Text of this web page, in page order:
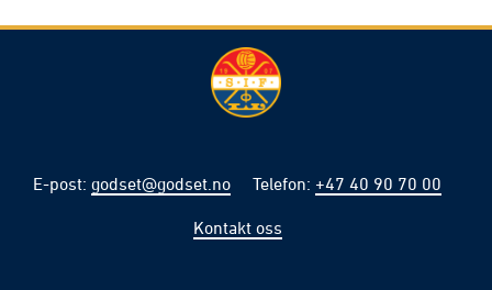
E-post: godset@godset.no Telefon: +47 40 90 70 00
Kontakt oss